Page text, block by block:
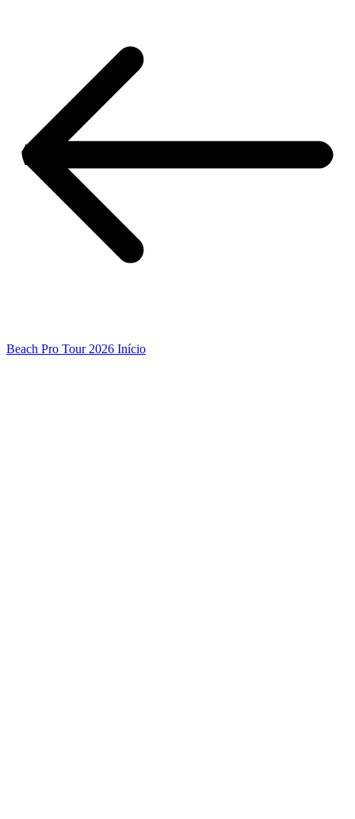
Beach Pro Tour 2026 Início